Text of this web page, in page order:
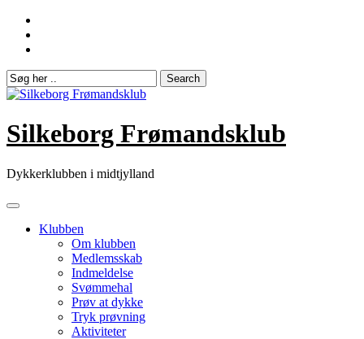
Skip
content
Silkeborg Frømandsklub
Dykkerklubben i midtjylland
Klubben
Om klubben
Medlemsskab
Indmeldelse
Svømmehal
Prøv at dykke
Tryk prøvning
Aktiviteter